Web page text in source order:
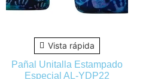
Vista rápida
Pañal Unitalla Estampado
Especial AL-YDP22